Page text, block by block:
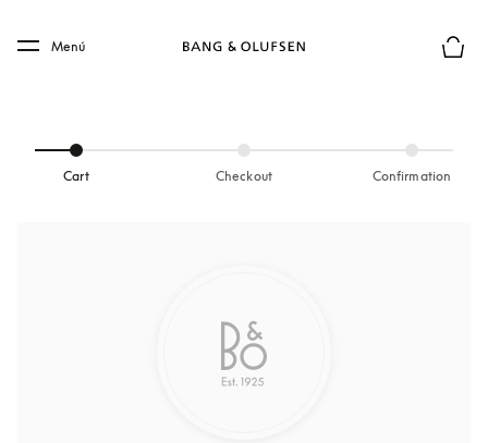
Skip to main footer
Menú
Cart Checkout Confirmation